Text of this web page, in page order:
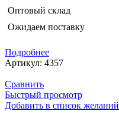
Оптовый склад
Ожидаем поставку
Подробнее
Артикул: 4357
Сравнить
Быстрый просмотр
Добавить в список желаний